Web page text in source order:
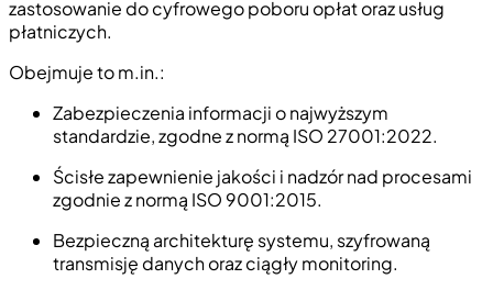
zastosowanie do cyfrowego poboru opłat oraz usług
płatniczych.
Obejmuje to m.in.:
Zabezpieczenia informacji o najwyższym
standardzie, zgodne z normą ISO 27001:2022.
Ścisłe zapewnienie jakości i nadzór nad procesami
zgodnie z normą ISO 9001:2015.
Bezpieczną architekturę systemu, szyfrowaną
transmisję danych oraz ciągły monitoring.